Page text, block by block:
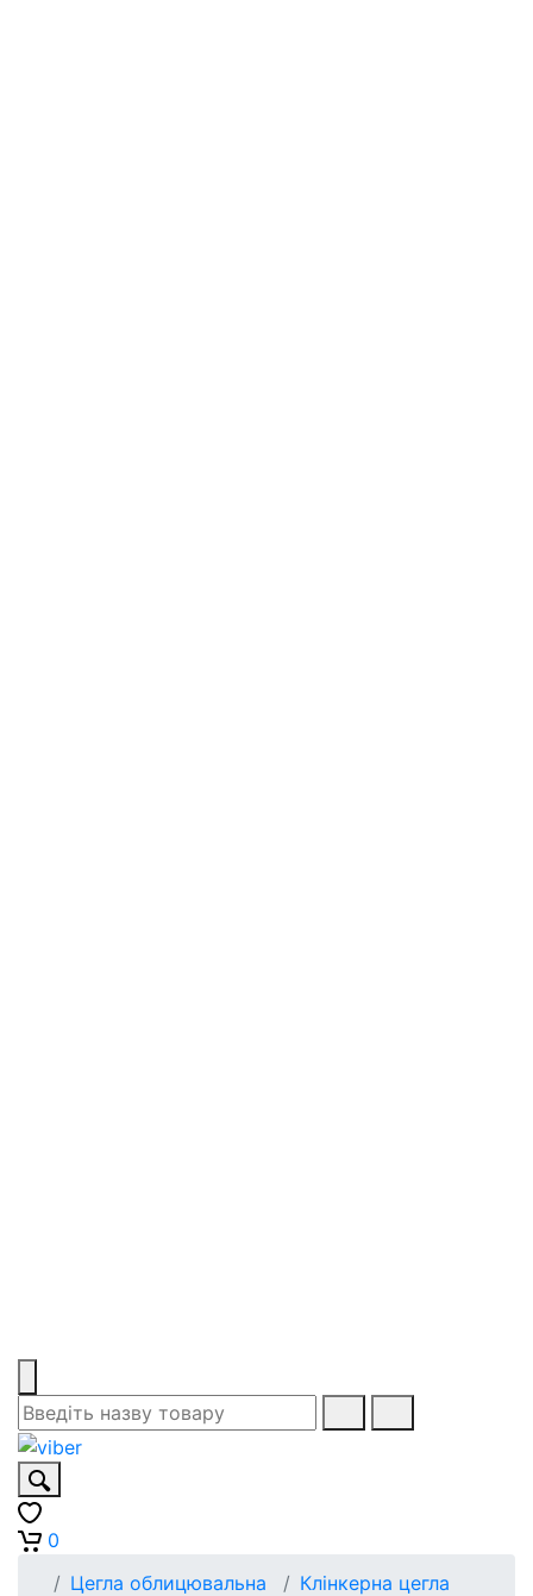
0
Цегла облицювальна
Клінкерна цегла